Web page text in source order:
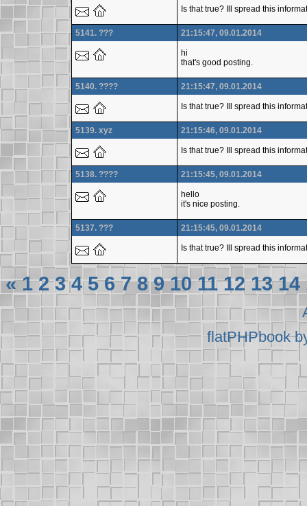
Is that true? Ill spread this
5141. ??? 21:15:47, 09.01.2014
hi
that's good posting.
5140. ???? 21:15:47, 09.01.2014
Is that true? Ill spread this
5139. xyz 21:15:46, 09.01.2014
Is that true? Ill spread this
5138. ???? 21:15:45, 09.01.2014
hello
it's nice posting.
5137. ??? 21:15:45, 09.01.2014
Is that true? Ill spread this
« 1 2 3 4 5 6 7 8 9 10 11 12 13 14
flatPHPbook